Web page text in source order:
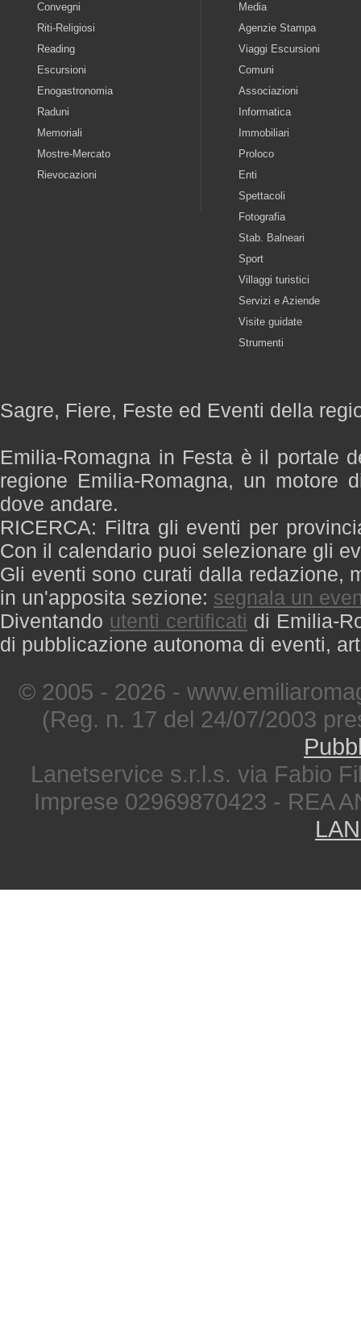
Convegni
Riti-Religiosi
Reading
Escursioni
Enogastronomia
Raduni
Memoriali
Mostre-Mercato
Rievocazioni
Media
Agenzie Stampa
Viaggi Escursioni
Comuni
Associazioni
Informatica
Immobiliari
Proloco
Enti
Spettacoli
Fotografia
Stab. Balneari
Sport
Villaggi turistici
Servizi e Aziende
Visite guidate
Strumenti
Sagre, Fiere, Feste ed Eventi della
Emilia-Romagna in Festa è il portale
regione Emilia-Romagna, un motore
dove andare.
RICERCA: Filtra gli eventi per
Con il calendario puoi selezionare gli
Gli eventi sono curati dalla redazione,
in un'apposita sezione: segnala un
Diventando utenti certificati di Emilia-
di pubblicazione autonoma di eventi,
© 2005 - 2026 -
(Reg. n. 17 del 24/07/2003
Lanetservice s.r.l.s. via Fabio
Imprese 02969870423 - REA